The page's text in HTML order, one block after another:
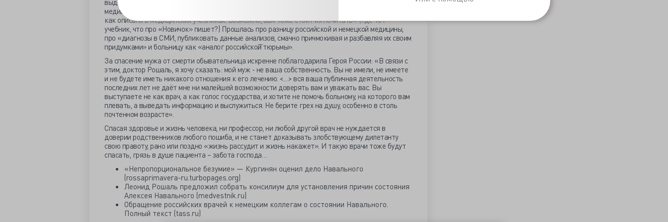
выдала профессору Рошалю в соцсети: «Я не врач, но за эти недели почитала столько
медицинских статей̆, что даже мне очевидно: клинические проявления были точно такими же,
как описано в медицинских учебниках. Возможно, вам тоже стоит их почитать». (Где тот
учебник, что про «Новичок» пишет?) Прошлась про разницу российской и немецкой медицины,
про «диагнозы в СМИ, публиковать данные анализов, смачно причмокивая и разбавляя их своим
придумками» и больницу как «аналог российской̆ тюрьмы».
За спасение мужа от смерти обывательница искренне поблагодарила Героя России: «В связи с
этим, доктор Рошаль, я хочу сказать: мой муж - не ваша собственность. Вы не имели, не имеете
и не будете иметь никакого отношения к его лечению. <…> вся ваша публичная деятельность
последних лет не даёт мне ни малейшей возможности доверять вам и уважать вас. Вы
выступаете не как врач, а как голос государства, и хотите не помочь больному, на которого вам
плевать, а выведать информацию и выслужиться. Не берите грех на душу, особенно в столь
почтенном возрасте».
Спасая здоровье и жизнь человека, ни профессор, ни любой другой врач не нуждается в
доверии родственников любого пошиба, и не станет доказывать злобствующему дилетанту
свою правоту, рано или поздно «жизнь рассудит и жизнь накажет». И такую врачи тоже будут
спасать, грязь в душе пациента – забота господа…
«Непропорциональное безумие» — Кургинян оценил дело Навального
(rossaprimavera-ru.turbopages.org)
Леонид Рошаль предложил собрать консилиум для установления причин состояния
Алексея Навального (medvestnik.ru)
Обращение российских врачей к немецким коллегам о состоянии Навального.
Полный текст (tass.ru)